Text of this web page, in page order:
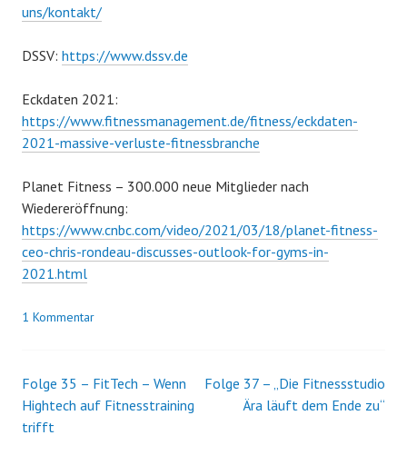
uns/kontakt/
DSSV: https://www.dssv.de
Eckdaten 2021:
https://www.fitnessmanagement.de/fitness/eckdaten-
2021-massive-verluste-fitnessbranche
Planet Fitness – 300.000 neue Mitglieder nach
Wiedereröffnung:
https://www.cnbc.com/video/2021/03/18/planet-fitness-
ceo-chris-rondeau-discusses-outlook-for-gyms-in-
2021.html
1 Kommentar
Beitrags-
Navigation
Folge 35 – FitTech – Wenn
Hightech auf Fitnesstraining
trifft
Folge 37 – „Die Fitnessstudio
Ära läuft dem Ende zu“